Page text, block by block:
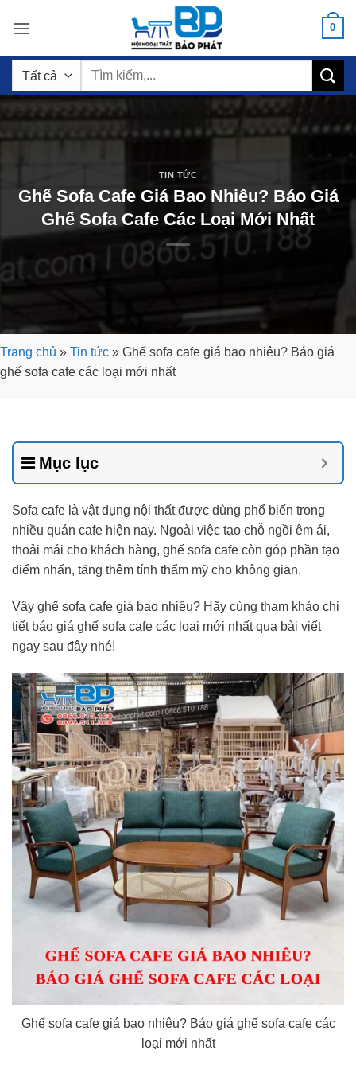
qua
dung
0
Tìm
TIN TỨC
Ghế Sofa Cafe Giá Bao Nhiêu? Báo Giá
Ghế Sofa Cafe Các Loại Mới Nhất
Trang chủ » Tin tức » Ghế sofa cafe giá bao nhiêu? Báo giá
ghế sofa cafe các loại mới nhất
Mục lục
Sofa cafe là vật dụng nội thất được dùng phổ biến trong
nhiều quán cafe hiện nay. Ngoài việc tạo chỗ ngồi êm ái,
thoải mái cho khách hàng, ghế sofa cafe còn góp phần tạo
điểm nhấn, tăng thêm tính thẩm mỹ cho không gian.
Vậy ghế sofa cafe giá bao nhiêu? Hãy cùng tham khảo chi
tiết báo giá ghế sofa cafe các loại mới nhất qua bài viết
ngay sau đây nhé!
Ghế sofa cafe giá bao nhiêu? Báo giá ghế sofa cafe các
loại mới nhất